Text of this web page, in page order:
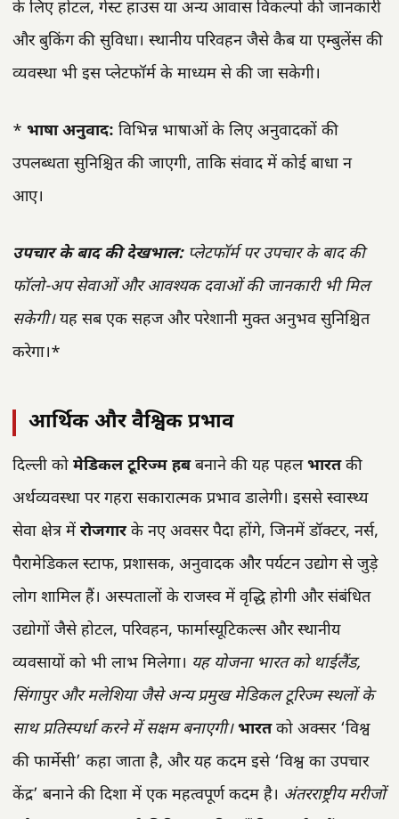
के लिए होटल, गेस्ट हाउस या अन्य आवास विकल्पों की जानकारी
और बुकिंग की सुविधा। स्थानीय परिवहन जैसे कैब या एम्बुलेंस की
व्यवस्था भी इस प्लेटफॉर्म के माध्यम से की जा सकेगी।
* भाषा अनुवाद: विभिन्न भाषाओं के लिए अनुवादकों की
उपलब्धता सुनिश्चित की जाएगी, ताकि संवाद में कोई बाधा न
आए।
उपचार के बाद की देखभाल:प्लेटफॉर्म पर उपचार के बाद की
फॉलो-अप सेवाओं और आवश्यक दवाओं की जानकारी भी मिल
सकेगी।यह सब एक सहज और परेशानी मुक्त अनुभव सुनिश्चित
करेगा।*
आर्थिक और वैश्विक प्रभाव
दिल्ली को मेडिकल टूरिज्म हबबनाने की यह पहलभारतकी
अर्थव्यवस्था पर गहरा सकारात्मक प्रभाव डालेगी। इससे स्वास्थ्य
सेवा क्षेत्र में रोजगारके नए अवसर पैदा होंगे, जिनमें डॉक्टर, नर्स,
पैरामेडिकल स्टाफ, प्रशासक, अनुवादक और पर्यटन उद्योग से जुड़े
लोग शामिल हैं। अस्पतालों के राजस्व में वृद्धि होगी और संबंधित
उद्योगों जैसे होटल, परिवहन, फार्मास्यूटिकल्स और स्थानीय
व्यवसायों को भी लाभ मिलेगा। यह योजना भारत को थाईलैंड,
सिंगापुर और मलेशिया जैसे अन्य प्रमुख मेडिकल टूरिज्म स्थलों के
साथ प्रतिस्पर्धा करने में सक्षम बनाएगी। भारतको अक्सर ‘विश्व
की फार्मेसी’ कहा जाता है, और यह कदम इसे ‘विश्व का उपचार
केंद्र’ बनाने की दिशा में एक महत्वपूर्ण कदम है। अंतरराष्ट्रीय मरीजों